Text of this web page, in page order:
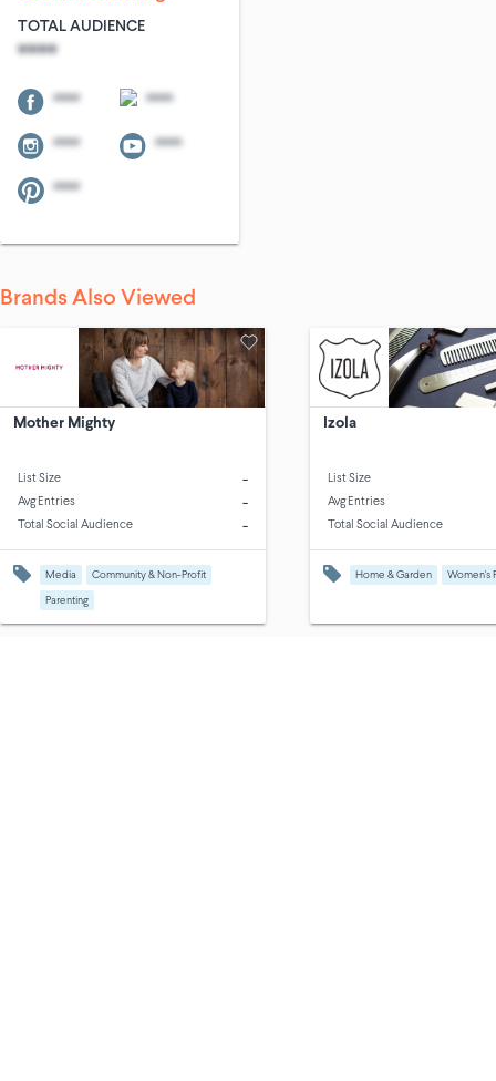
TOTAL AUDIENCE
****
**** ****
**** ****
****
Brands Also Viewed
Mother Mighty
List Size -
Avg Entries -
Total Social Audience -
Media Community & Non-Profit
Parenting
Izola
List Size
Avg Entries
Total Social Audience
Home & Garden Women's